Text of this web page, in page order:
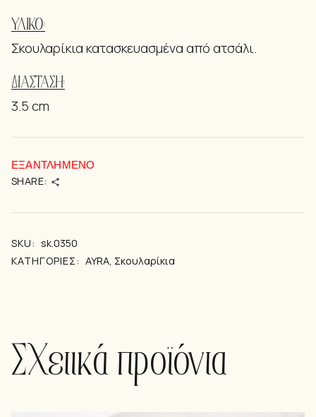
ΥΛΙΚΌ:
Σκουλαρίκια κατασκευασμένα από ατσάλι.
ΔΙΑΣΤΆΣΗ:
3.5 cm
ΕΞΑΝΤΛΗΜΈΝΟ
SHARE:
SKU: sk.0350
ΚΑΤΗΓΟΡΊΕΣ: AYRA, Σκουλαρίκια
Σχετικά προϊόντα